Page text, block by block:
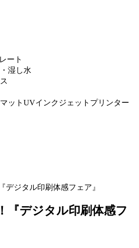
ート
湿し水
ットUVインクジェットプリンター
デジタル印刷体感フェア』
『デジタル印刷体感フ